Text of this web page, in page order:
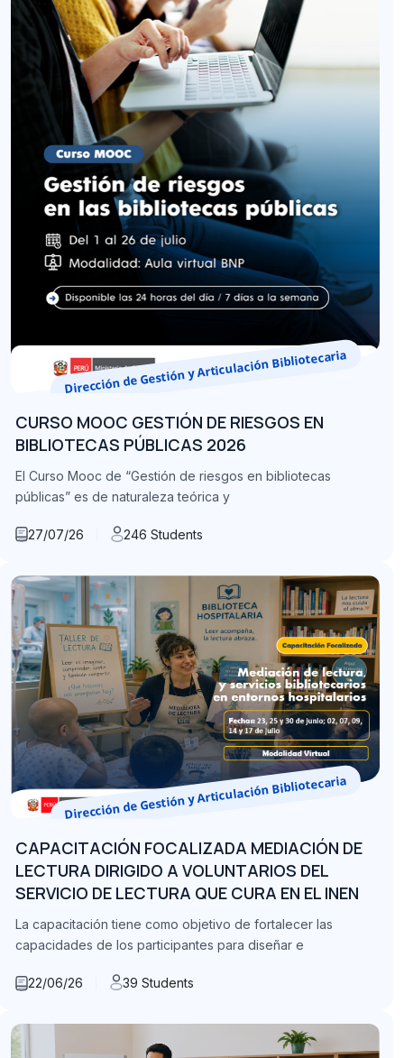
Dirección de Gestión y Articulación Bibliotecaria
CURSO MOOC GESTIÓN DE RIESGOS EN
BIBLIOTECAS PÚBLICAS 2026
El Curso Mooc de “Gestión de riesgos en bibliotecas
públicas” es de naturaleza teórica y
27/07/26 246 Students
Dirección de Gestión y Articulación Bibliotecaria
CAPACITACIÓN FOCALIZADA MEDIACIÓN DE
LECTURA DIRIGIDO A VOLUNTARIOS DEL
SERVICIO DE LECTURA QUE CURA EN EL INEN
La capacitación tiene como objetivo de fortalecer las
capacidades de los participantes para diseñar e
22/06/26 39 Students